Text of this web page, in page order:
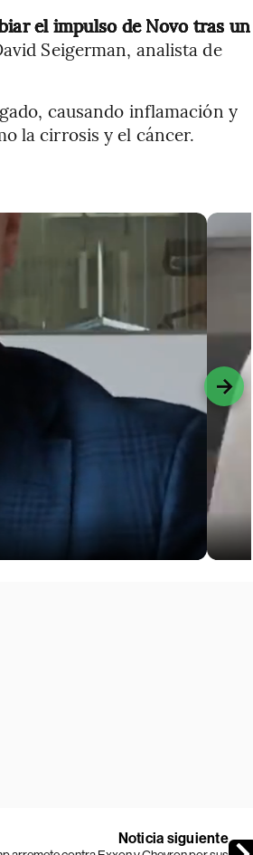
el impulso de Novo tras un
Seigerman, analista de
causando inflamación y
la cirrosis y el cáncer.
Noticia siguiente